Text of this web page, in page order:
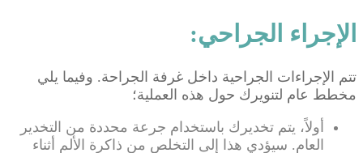
الإجراء الجراحي:
تتم الإجراءات الجراحية داخل غرفة الجراحة. وفيما يلي
مخطط عام لتنويرك حول هذه العملية؛
أولاً، يتم تخديرك باستخدام جرعة محددة من التخدير
العام. سيؤدي هذا إلى التخلص من ذاكرة الألم أثناء